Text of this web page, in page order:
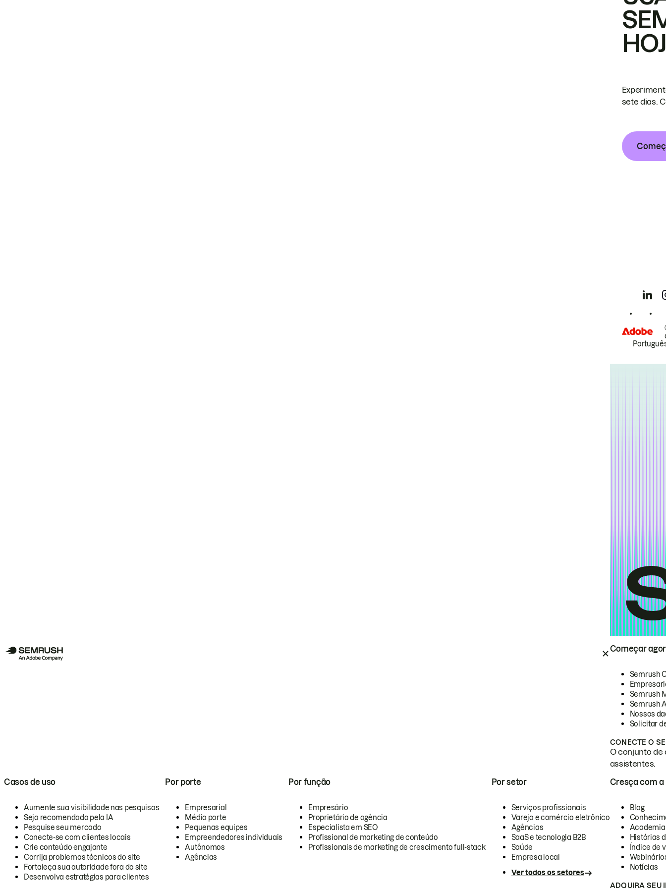
Começar
Semrush
Semrush
Semrush
Nossos
Solicitar
CONECTE O
O conjunto de
assistentes.
Casos de uso
Aumente sua visibilidade nas pesquisas
Seja recomendado pela IA
Pesquise seu mercado
Conecte-se com clientes locais
Crie conteúdo engajante
Corrija problemas técnicos do site
Fortaleça sua autoridade fora do site
Desenvolva estratégias para clientes
Por porte
Empresarial
Médio porte
Pequenas equipes
Empreendedores individuais
Autônomos
Agências
Por função
Empresário
Proprietário de agência
Especialista em SEO
Profissional de marketing de conteúdo
Profissionais de marketing de crescimento full-stack
Por setor
Serviços profissionais
Varejo e comércio eletrônico
Agências
SaaS e tecnologia B2B
Saúde
Empresa local
Ver todos os setores
Cresça com a
Blog
Academia
Histórias
Índice de
Notícias
ADQUIRA SEU
sete dias.